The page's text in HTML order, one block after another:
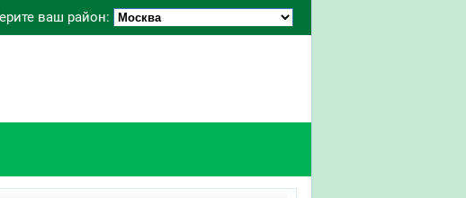
ваш район: